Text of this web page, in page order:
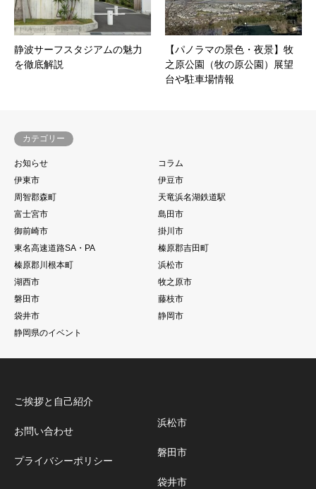
静波サーフスタジアムの魅力
を徹底解説
【パノラマの景色・夜景】牧
之原公園（牧の原公園）展望
台や駐車場情報
カテゴリー
お知らせ
コラム
伊東市
伊豆市
周智郡森町
天竜浜名湖鉄道駅
富士宮市
島田市
御前崎市
掛川市
東名高速道路SA・PA
榛原郡吉田町
榛原郡川根本町
浜松市
湖西市
牧之原市
磐田市
藤枝市
袋井市
静岡市
静岡県のイベント
ご挨拶と自己紹介
お問い合わせ
プライバシーポリシー
浜松市
磐田市
袋井市